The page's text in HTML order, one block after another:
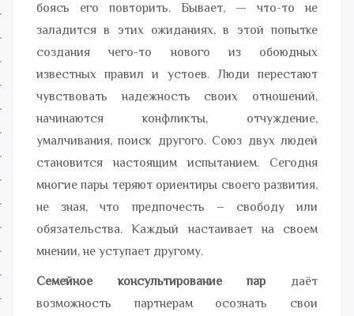
боясь его повторить. Бывает, — что-то не
заладится в этих ожиданиях, в этой попытке
создания чего-то нового из обоюдных
известных правил и устоев. Люди перестают
чувствовать надежность своих отношений,
начинаются конфликты, отчуждение,
умалчивания, поиск другого. Союз двух людей
становится настоящим испытанием. Сегодня
многие пары теряют ориентиры своего развития,
не зная, что предпочесть – свободу или
обязательства. Каждый настаивает на своем
мнении, не уступает другому.
Семейное консультирование пар даёт
возможность партнерам осознать свои